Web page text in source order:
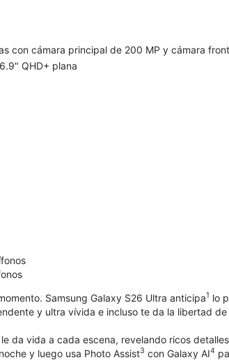
con cámara principal de 200 MP y cámara
QHD+ plana
Samsung Galaxy S26 Ultra anticipa1 lo
y ultra vívida e incluso te da la libertad
da vida a cada escena, revelando ricos
y luego usa Photo Assist3 con Galaxy AI4